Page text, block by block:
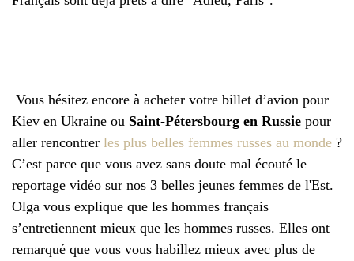
Vous hésitez encore à acheter votre billet d’avion pour
Kiev en Ukraine ou Saint-Pétersbourg en Russie pour
aller rencontrer les plus belles femmes russes au monde ?
C’est parce que vous avez sans doute mal écouté le
reportage vidéo sur nos 3 belles jeunes femmes de l'Est.
Olga vous explique que les hommes français
s’entretiennent mieux que les hommes russes. Elles ont
remarqué que vous vous habillez mieux avec plus de